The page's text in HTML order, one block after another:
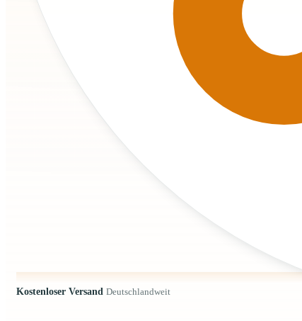
Kostenloser Versand Deutschlandweit